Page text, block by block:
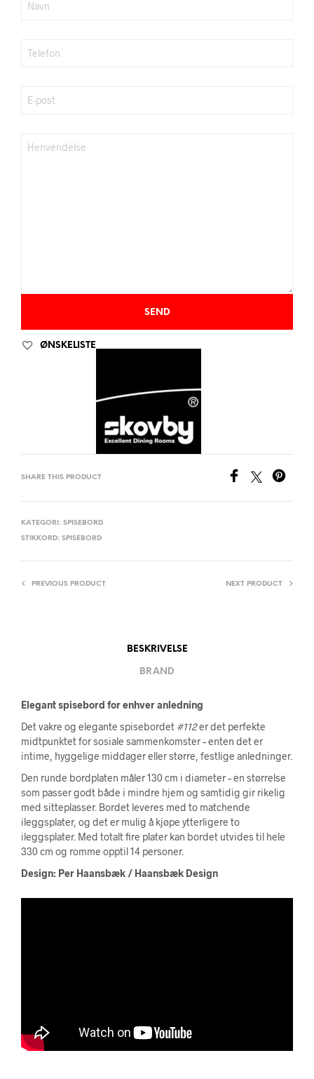
ØNSKELISTE
SHARE THIS PRODUCT
KATEGORI: SPISEBORD
STIKKORD: SPISEBORD
PREVIOUS PRODUCT NEXT PRODUCT
BESKRIVELSE
BRAND
Elegant spisebord for enhver anledning
Det vakre og elegante spisebordet #112er det perfekte
midtpunktet for sosiale sammenkomster – enten det er
intime, hyggelige middager eller større, festlige anledninger.
Den runde bordplaten måler 130 cm i diameter – en størrelse
som passer godt både i mindre hjem og samtidig gir rikelig
med sitteplasser. Bordet leveres med to matchende
ileggsplater, og det er mulig å kjøpe ytterligere to
ileggsplater. Med totalt fire plater kan bordet utvides til hele
330 cm og romme opptil 14 personer.
Design: Per Haansbæk / Haansbæk Design